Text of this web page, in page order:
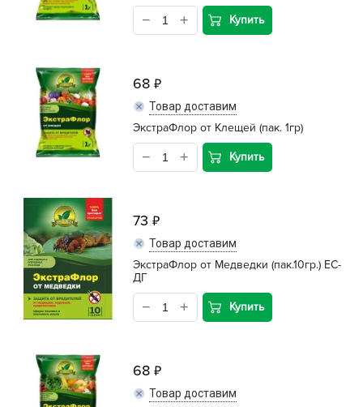
Купить
68
Товар доставим
ЭкстраФлор от Клещей (пак. 1гр)
Купить
73
Товар доставим
ЭкстраФлор от Медведки (пак.10гр.) ЕС-
ДГ
Купить
68
Товар доставим